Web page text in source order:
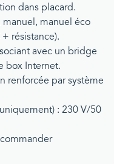
dans placard.
manuel éco
résistance).
avec un bridge
box Internet.
renforcée par système
: 230 V/50